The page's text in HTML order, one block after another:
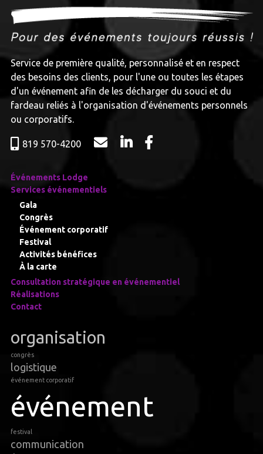
Service de première qualité, personnalisé et en respect
des besoins des clients, pour l'une ou toutes les étapes
d'un événement afin de les décharger du souci et du
fardeau reliés à l'organisation d'événements personnels
ou corporatifs.​
819 570-4200
Événements Lodge
Services événementiels
Gala
Congrès
Événement corporatif
Festival
Activités bénéfices
À la carte
Consultation stratégique en événementiel
Réalisations
Contact
organisation
congrès
logistique
événement corporatif
événement
festival
communication